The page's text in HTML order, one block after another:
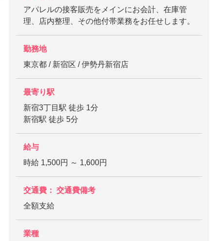
アパレルの接客販売をメインにお会計、在庫管
理、店内整理、その他付帯業務をお任せします。
勤務地
東京都 / 新宿区 / 伊勢丹新宿店
最寄り駅
新宿3丁目駅 徒歩 1分
新宿駅 徒歩 5分
給与
時給 1,500円 ～ 1,600円
交通費： 交通費備考
全額支給
業種